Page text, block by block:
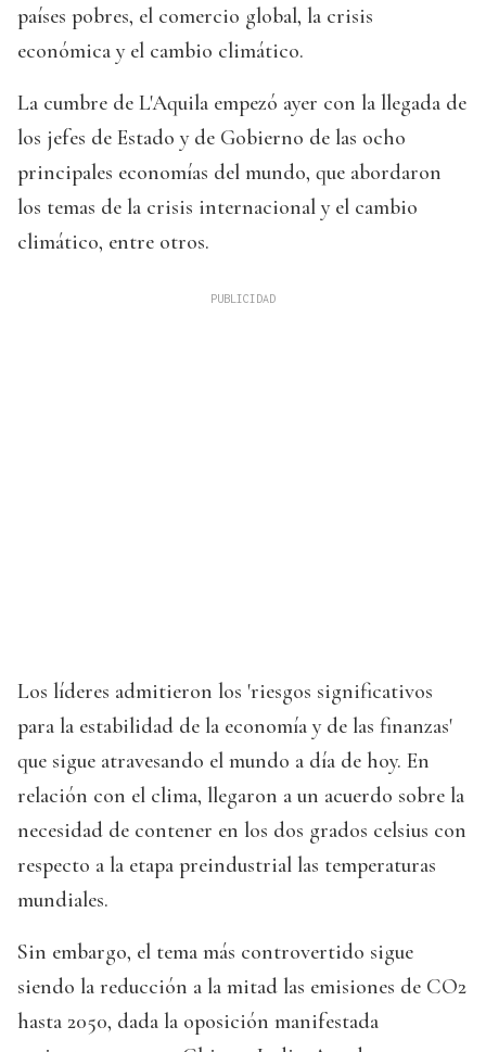
países pobres, el comercio global, la crisis
económica y el cambio climático.
La cumbre de L'Aquila empezó ayer con la llegada de
los jefes de Estado y de Gobierno de las ocho
principales economías del mundo, que abordaron
los temas de la crisis internacional y el cambio
climático, entre otros.
Los líderes admitieron los 'riesgos significativos
para la estabilidad de la economía y de las finanzas'
que sigue atravesando el mundo a día de hoy. En
relación con el clima, llegaron a un acuerdo sobre la
necesidad de contener en los dos grados celsius con
respecto a la etapa preindustrial las temperaturas
mundiales.
Sin embargo, el tema más controvertido sigue
siendo la reducción a la mitad las emisiones de CO2
hasta 2050, dada la oposición manifestada